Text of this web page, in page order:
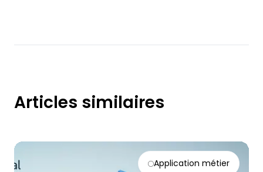
Articles similaires
Application métier